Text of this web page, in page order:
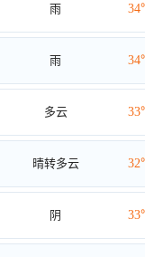
雨
雨
多云
晴转多云
阴